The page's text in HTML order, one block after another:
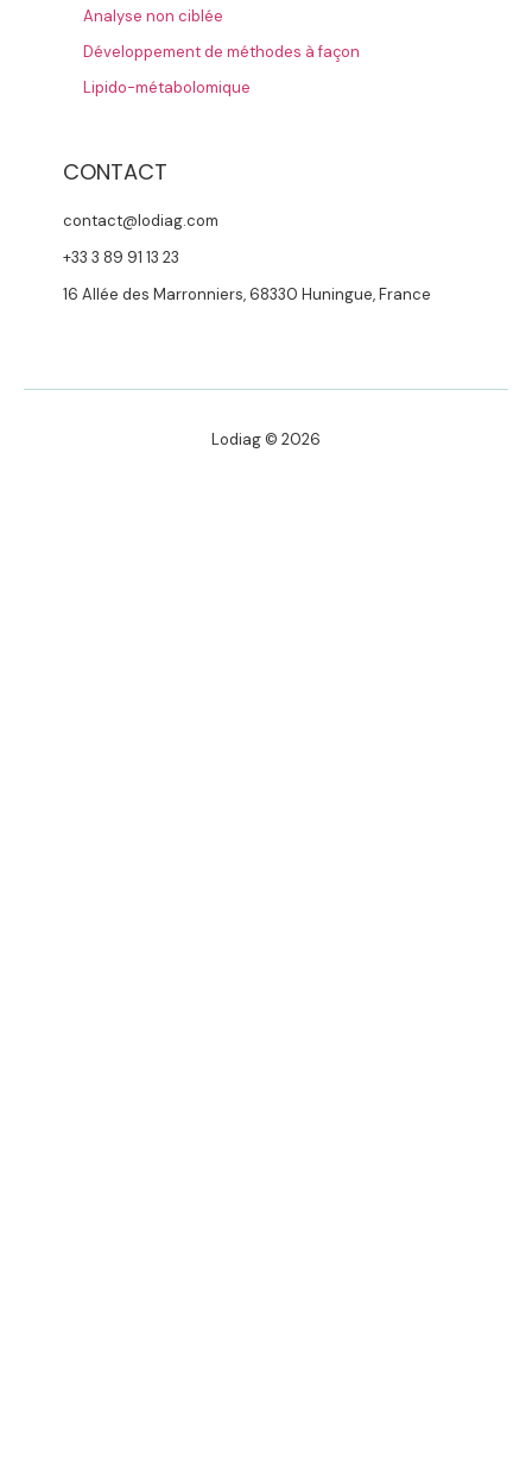
Analyse non ciblée
Développement de méthodes à façon
Lipido-métabolomique
CONTACT
contact@lodiag.com
+33 3 89 91 13 23
16 Allée des Marronniers, 68330 Huningue, France
Lodiag © 2026